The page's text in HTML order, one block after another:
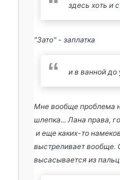
здесь хоть и
"Зато" - заплатка
и в ванной до
Мне вообще проблема
шлепка... Лана права,
и еще каких-то
выстреливает
высасывается из